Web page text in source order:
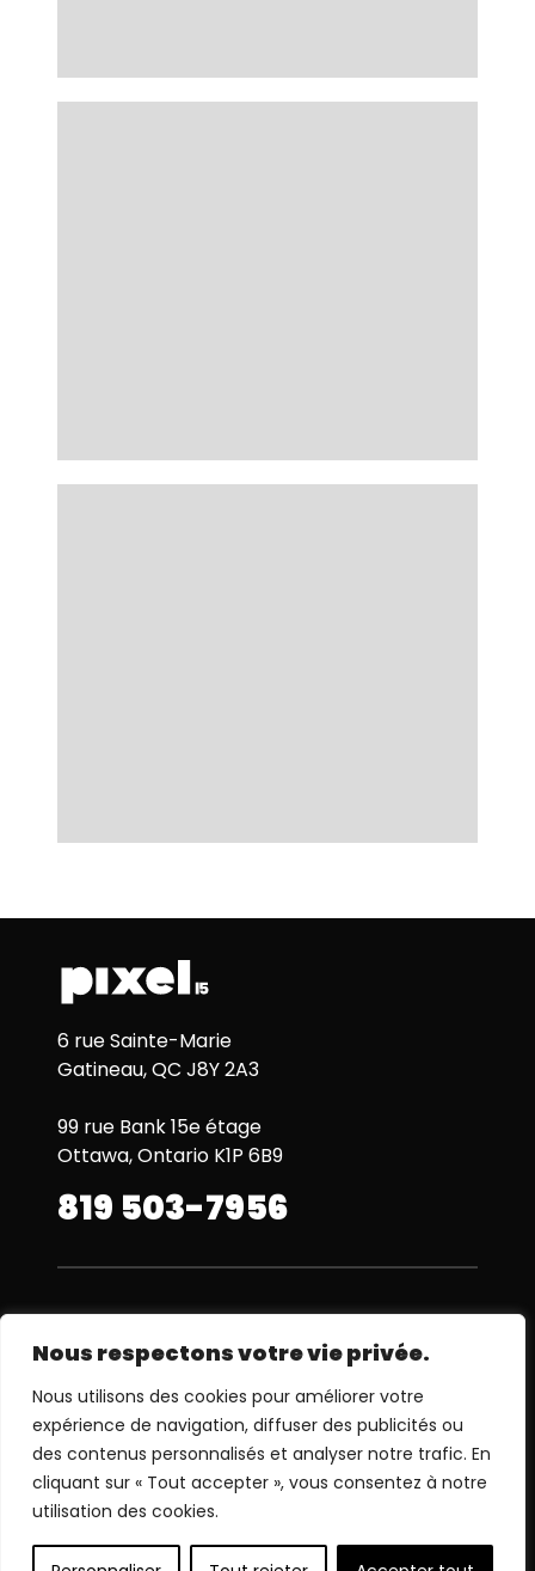
Nous respectons votre vie privée.
Nous utilisons des cookies pour améliorer votre
expérience de navigation, diffuser des publicités ou
des contenus personnalisés et analyser notre trafic. En
cliquant sur « Tout accepter », vous consentez à notre
utilisation des cookies.
6 rue Sainte-Marie
Gatineau, QC J8Y 2A3
99 rue Bank 15e étage
Ottawa, Ontario K1P 6B9
819 503-7956
L’agence
Projets
Services
Jobs
Nous joindre